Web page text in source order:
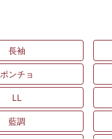
長袖
ポンチョ
LL
藍調